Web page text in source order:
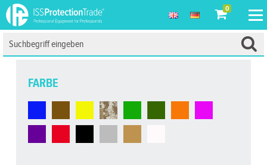
0
FARBE